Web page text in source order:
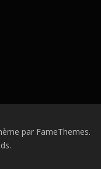
par FameThemes.